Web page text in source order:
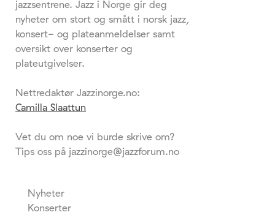
jazzsentrene. Jazz i Norge gir deg
nyheter om stort og smått i norsk jazz,
konsert- og plateanmeldelser samt
oversikt over konserter og
plateutgivelser.
Nettredaktør Jazzinorge.no:
Camilla Slaattun
Vet du om noe vi burde skrive om?
Tips oss på jazzinorge@jazzforum.no
Nyheter
Konserter